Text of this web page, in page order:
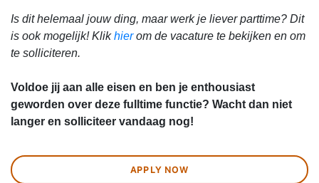
Is dit helemaal jouw ding, maar werk je liever parttime? Dit
is ook mogelijk! Klikhierom de vacature te bekijken en om
te solliciteren.
Voldoe jij aan alle eisen en ben je enthousiast
geworden over deze fulltime functie? Wacht dan niet
langer en solliciteer vandaag nog!
APPLY NOW